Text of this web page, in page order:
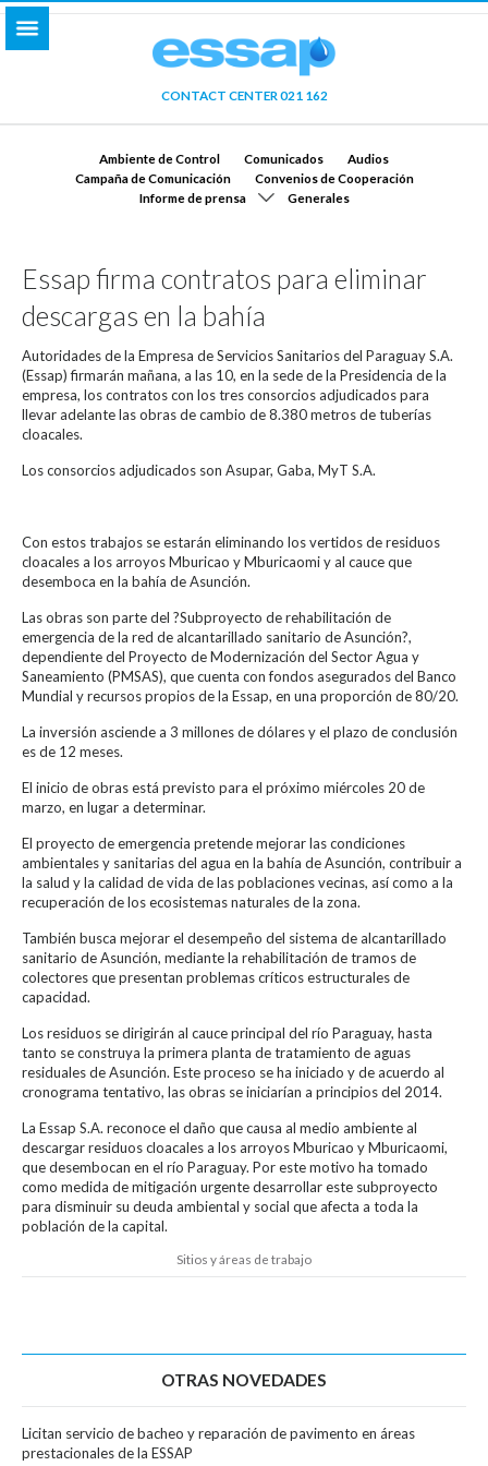
CONTACT CENTER 021 162
Ambiente de Control Comunicados
Audios
Campaña de Comunicación
Convenios de Cooperación
Informe de prensa
Generales
Essap firma contratos para eliminar
descargas en la bahía
Autoridades de la Empresa de Servicios Sanitarios del Paraguay S.A.
(Essap) firmarán mañana, a las 10, en la sede de la Presidencia de la
empresa, los contratos con los tres consorcios adjudicados para
llevar adelante las obras de cambio de 8.380 metros de tuberías
cloacales.
Los consorcios adjudicados son Asupar, Gaba, MyT S.A.
Con estos trabajos se estarán eliminando los vertidos de residuos
cloacales a los arroyos Mburicao y Mburicaomi y al cauce que
desemboca en la bahía de Asunción.
Las obras son parte del ?Subproyecto de rehabilitación de
emergencia de la red de alcantarillado sanitario de Asunción?,
dependiente del Proyecto de Modernización del Sector Agua y
Saneamiento (PMSAS), que cuenta con fondos asegurados del Banco
Mundial y recursos propios de la Essap, en una proporción de 80/20.
La inversión asciende a 3 millones de dólares y el plazo de conclusión
es de 12 meses.
El inicio de obras está previsto para el próximo miércoles 20 de
marzo, en lugar a determinar.
El proyecto de emergencia pretende mejorar las condiciones
ambientales y sanitarias del agua en la bahía de Asunción, contribuir a
la salud y la calidad de vida de las poblaciones vecinas, así como a la
recuperación de los ecosistemas naturales de la zona.
También busca mejorar el desempeño del sistema de alcantarillado
sanitario de Asunción, mediante la rehabilitación de tramos de
colectores que presentan problemas críticos estructurales de
capacidad.
Los residuos se dirigirán al cauce principal del río Paraguay, hasta
tanto se construya la primera planta de tratamiento de aguas
residuales de Asunción. Este proceso se ha iniciado y de acuerdo al
cronograma tentativo, las obras se iniciarían a principios del 2014.
La Essap S.A. reconoce el daño que causa al medio ambiente al
descargar residuos cloacales a los arroyos Mburicao y Mburicaomi,
que desembocan en el río Paraguay. Por este motivo ha tomado
como medida de mitigación urgente desarrollar este subproyecto
para disminuir su deuda ambiental y social que afecta a toda la
población de la capital.
Sitios y áreas de trabajo
OTRAS NOVEDADES
Licitan servicio de bacheo y reparación de pavimento en áreas
prestacionales de la ESSAP